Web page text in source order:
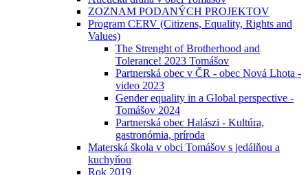
ZOZNAM PODANÝCH PROJEKTOV
Program CERV (Citizens, Equality, Rights and
Values)
The Strenght of Brotherhood and
Tolerance! 2023 Tomášov
Partnerská obec v ČR - obec Nová Lhota -
video 2023
Gender equality in a Global perspective -
Tomášov 2024
Partnerská obec Halászi - Kultúra,
gastronómia, príroda
Materská škola v obci Tomášov s jedálňou a
kuchyňou
Rok 2019